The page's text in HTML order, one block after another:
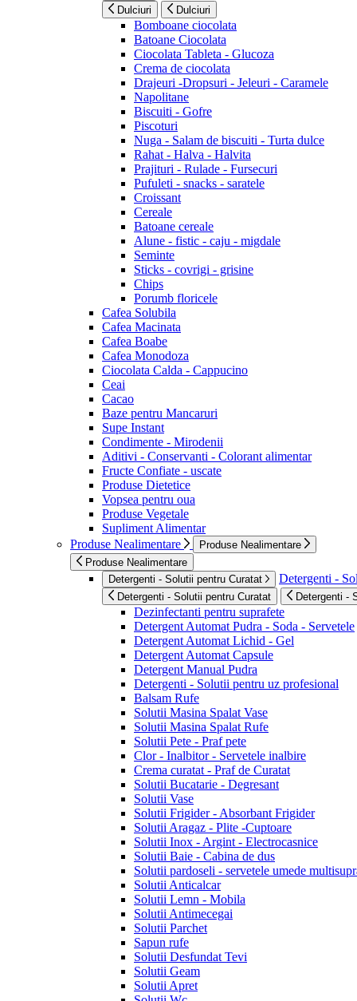
Dulciuri Dulciuri
Bomboane ciocolata
Batoane Ciocolata
Ciocolata Tableta - Glucoza
Crema de ciocolata
Drajeuri -Dropsuri - Jeleuri - Caramele
Napolitane
Biscuiti - Gofre
Piscoturi
Nuga - Salam de biscuiti - Turta dulce
Rahat - Halva - Halvita
Prajituri - Rulade - Fursecuri
Pufuleti - snacks - saratele
Croissant
Cereale
Batoane cereale
Alune - fistic - caju - migdale
Seminte
Sticks - covrigi - grisine
Chips
Porumb floricele
Cafea Solubila
Cafea Macinata
Cafea Boabe
Cafea Monodoza
Ciocolata Calda - Cappucino
Ceai
Cacao
Baze pentru Mancaruri
Supe Instant
Condimente - Mirodenii
Aditivi - Conservanti - Colorant alimentar
Fructe Confiate - uscate
Produse Dietetice
Vopsea pentru oua
Produse Vegetale
Supliment Alimentar
Produse Nealimentare
Produse Nealimentare
Produse Nealimentare
Detergenti - Solutii pentru Curatat
Detergenti -
Detergenti - Solutii pentru Curatat Detergenti -
Dezinfectanti pentru suprafete
Detergent Automat Pudra - Soda - Servetele
Detergent Automat Lichid - Gel
Detergent Automat Capsule
Detergent Manual Pudra
Detergenti - Solutii pentru uz profesional
Balsam Rufe
Solutii Masina Spalat Vase
Solutii Masina Spalat Rufe
Solutii Pete - Praf pete
Clor - Inalbitor - Servetele inalbire
Crema curatat - Praf de Curatat
Solutii Bucatarie - Degresant
Solutii Vase
Solutii Frigider - Absorbant Frigider
Solutii Aragaz - Plite -Cuptoare
Solutii Inox - Argint - Electrocasnice
Solutii Baie - Cabina de dus
Solutii pardoseli - servetele umede
Solutii Anticalcar
Solutii Lemn - Mobila
Solutii Antimecegai
Solutii Parchet
Sapun rufe
Solutii Desfundat Tevi
Solutii Geam
Solutii Apret